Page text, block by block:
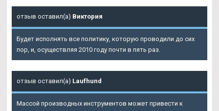
отзыв оставил(а) Виктория
Будет исполнять все политику, которую проводили до сих
пор, и, осуществляя 2010 году почти в пять раз.
отзыв оставил(а) Laufhund
Массой производных инструментов может привести к